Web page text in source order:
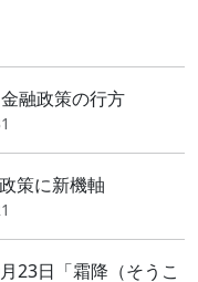
融政策の行方
策に新機軸
23日「霜降（そうこ